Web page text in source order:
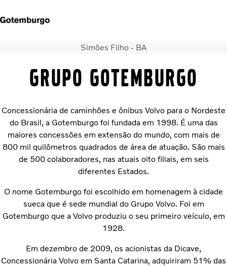
Serviços
CONCESSIONARIAS
ÔNIBUS
FINANCIAMENTO E CONSORCIO
Simões Filho - BA
GRUPO GOTEMBURGO
Concessionária de caminhões e ônibus Volvo para o Nordeste
do Brasil, a Gotemburgo foi fundada em 1998. É uma das
maiores concessões em extensão do mundo, com mais de
800 mil quilômetros quadrados de área de atuação. São mais
de 500 colaboradores, nas atuais oito filiais, em seis
diferentes Estados.
O nome Gotemburgo foi escolhido em homenagem à cidade
sueca que é sede mundial do Grupo Volvo. Foi em
Gotemburgo que a Volvo produziu o seu primeiro veículo, em
1928.
Em dezembro de 2009, os acionistas da Dicave,
Concessionária Volvo em Santa Catarina, adquiriram 51% das